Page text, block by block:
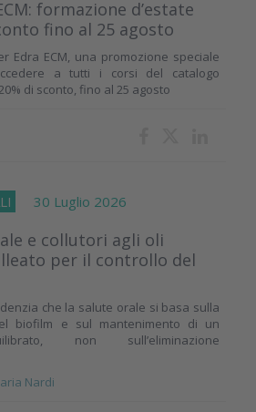
formazione d’estate
fino al 25 agosto
Edra ECM, una promozione speciale
a tutti i corsi del catalogo
di sconto, fino al 25 agosto
30 Luglio 2026
e collutori agli oli
per il controllo del
che la salute orale si basa sulla
biofilm e sul mantenimento di un
non sull’eliminazione
Nardi